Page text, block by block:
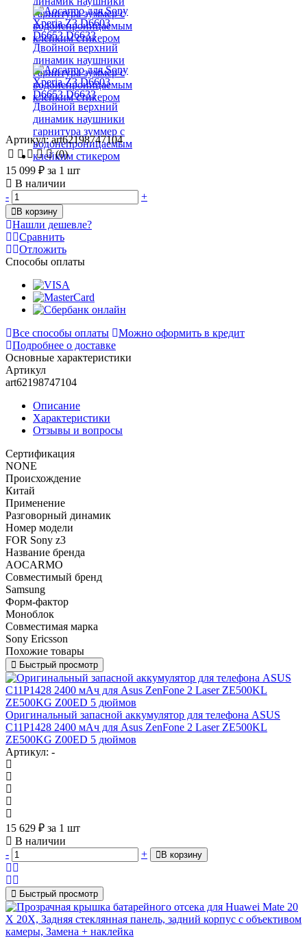
Артикул: art62198747104
(0)
15 099 ₽ за 1 шт
В наличии
-
+
В корзину
Нашли дешевле?
Сравнить
Отложить
Способы оплаты
Все способы оплаты
Можно оформить в кредит
Подробнее о доставке
Основные характеристики
Артикул
art62198747104
Описание
Характеристики
Отзывы и вопросы
Сертификация
NONE
Происхождение
Китай
Применение
Разговорный динамик
Номер модели
FOR Sony z3
Название бренда
AOCARMO
Совместимый бренд
Samsung
Форм-фактор
Моноблок
Совместимая марка
Sony Ericsson
Похожие товары
Быстрый просмотр
Оригинальный запасной аккумулятор для телефона ASUS
C11P1428 2400 мАч для Asus ZenFone 2 Laser ZE500KL
ZE500KG Z00ED 5 дюймов
Артикул: -
15 629 ₽ за 1 шт
В наличии
-
+ В корзину
Быстрый просмотр